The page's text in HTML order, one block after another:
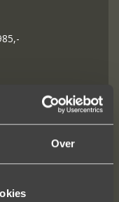
Over